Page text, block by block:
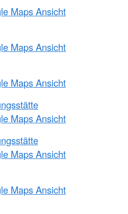
Maps Ansicht
Maps Ansicht
Maps Ansicht
Maps Ansicht
Maps Ansicht
Maps Ansicht